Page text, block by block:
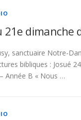
21e dimanche
sanctuaire Notre-
bibliques : Josué
Année B « Nous …